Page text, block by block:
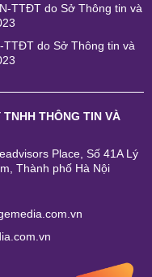
TTĐT do Sở Thông tin và
TTĐT do Sở Thông tin và
TNHH THÔNG TIN VÀ
Place, Số 41A Lý
Thành phố Hà Nội